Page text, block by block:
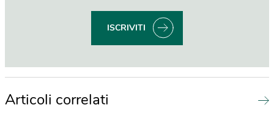
ISCRIVITI
Articoli correlati